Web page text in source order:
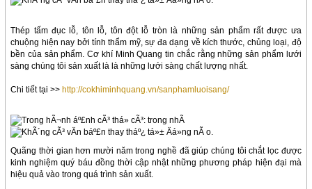
Thép tấm đục lỗ, tôn lỗ, tôn đột lỗ tròn là những sản phẩm rất được ưa
chuộng hiện nay bởi tính thẩm mỹ, sự đa dạng về kích thước, chủng loại, độ
bền của sản phẩm. Cơ khí Minh Quang tin chắc rằng những sản phẩm lưới
sàng chúng tôi sản xuất là là những lưới sàng chất lượng nhất.
Chi tiết tại >>http://cokhiminhquang.vn/sanphamluoisang/
Quãng thời gian hơn mười năm trong nghề đã giúp chúng tôi chắt lọc được
kinh nghiệm quý báu đồng thời cập nhật những phương pháp hiện đại mà
hiệu quả vào trong quá trình sản xuất.